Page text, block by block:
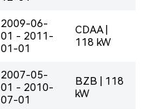
2009-06-
01 - 2011-
01-01
CDAA |
118 kW
2007-05-
01 - 2010-
07-01
BZB | 118
kW